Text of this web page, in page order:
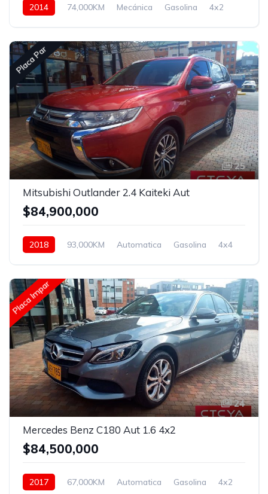
2014 74,000KM Mecánica Gasolina 4x2
Placa Par
25
Mitsubishi Outlander 2.4 Kaiteki Aut
$84,900,000
2018 93,000KM Automatica Gasolina 4x4
Placa Impar
24
Mercedes Benz C180 Aut 1.6 4x2
$84,500,000
2017 67,000KM Automatica Gasolina 4x2